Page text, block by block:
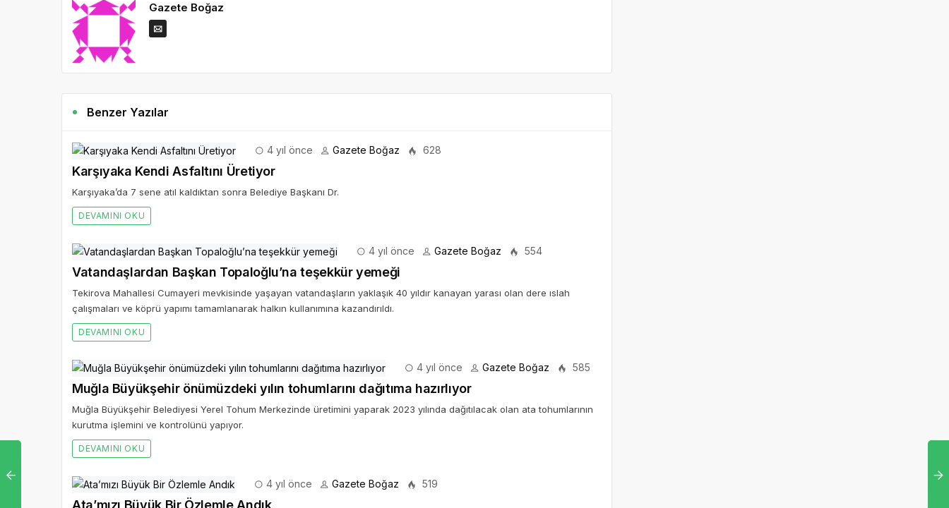
Gazete Boğaz
Benzer Yazılar
4 yıl önce Gazete Boğaz 628
Karşıyaka Kendi Asfaltını Üretiyor
Karşıyaka’da 7 sene atıl kaldıktan sonra Belediye Başkanı Dr.
DEVAMINI OKU
4 yıl önce Gazete Boğaz 554
Vatandaşlardan Başkan Topaloğlu’na teşekkür yemeği
Tekirova Mahallesi Cumayeri mevkisinde yaşayan vatandaşların yaklaşık 40 yıldır kanayan yarası olan dere ıslah
çalışmaları ve köprü yapımı tamamlanarak halkın kullanımına kazandırıldı.
DEVAMINI OKU
4 yıl önce Gazete Boğaz 585
Muğla Büyükşehir önümüzdeki yılın tohumlarını dağıtıma hazırlıyor
Muğla Büyükşehir Belediyesi Yerel Tohum Merkezinde üretimini yaparak 2023 yılında dağıtılacak olan ata tohumlarının
kurutma işlemini ve kontrolünü yapıyor.
DEVAMINI OKU
4 yıl önce Gazete Boğaz 519
Ata’mızı Büyük Bir Özlemle Andık